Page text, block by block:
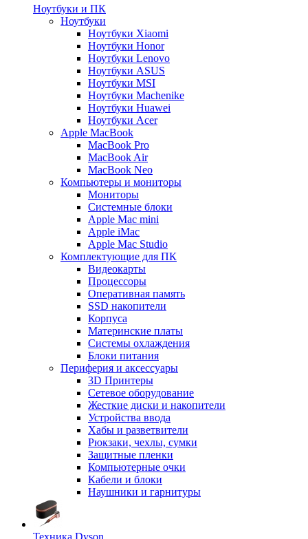
Ноутбуки и ПК
Ноутбуки
Ноутбуки Xiaomi
Ноутбуки Honor
Ноутбуки Lenovo
Ноутбуки ASUS
Ноутбуки MSI
Ноутбуки Machenike
Ноутбуки Huawei
Ноутбуки Acer
Apple MacBook
MacBook Pro
MacBook Air
MacBook Neo
Компьютеры и мониторы
Мониторы
Системные блоки
Apple Mac mini
Apple iMac
Apple Mac Studio
Комплектующие для ПК
Видеокарты
Процессоры
Оперативная память
SSD накопители
Корпуса
Материнские платы
Системы охлаждения
Блоки питания
Периферия и аксессуары
3D Принтеры
Сетевое оборудование
Жесткие диски и накопители
Устройства ввода
Хабы и разветвители
Рюкзаки, чехлы, сумки
Защитные пленки
Компьютерные очки
Кабели и блоки
Наушники и гарнитуры
Техника Dyson